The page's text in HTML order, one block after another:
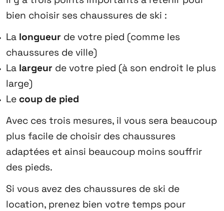
bien choisir ses chaussures de ski :
La longueur de votre pied (comme les
chaussures de ville)
La largeur de votre pied (à son endroit le plus
large)
Le coup de pied
Avec ces trois mesures, il vous sera beaucoup
plus facile de choisir des chaussures
adaptées et ainsi beaucoup moins souffrir
des pieds.
Si vous avez des chaussures de ski de
location, prenez bien votre temps pour